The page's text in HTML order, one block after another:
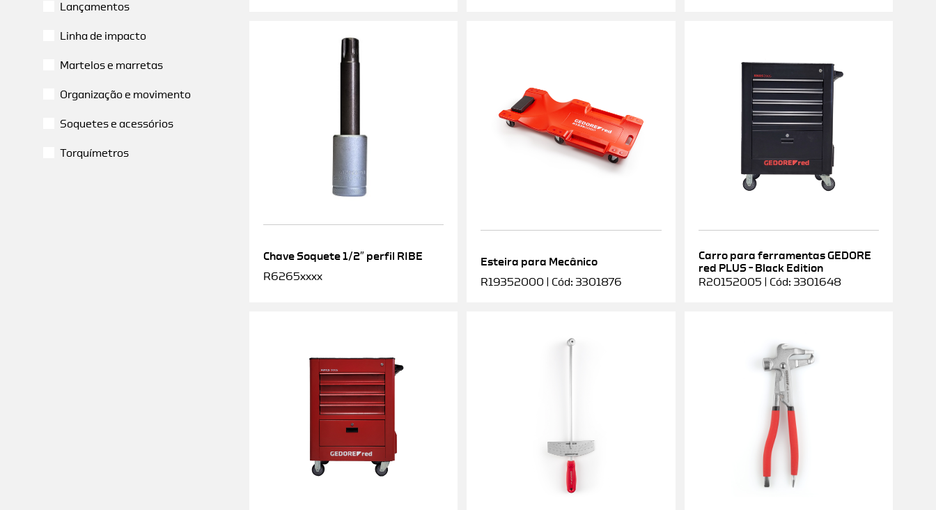
Lançamentos
Linha de impacto
Martelos e marretas
Organização e movimento
Soquetes e acessórios
Torquímetros
Chave Soquete 1/2″ perfil RIBE
R6265xxxx
Esteira para Mecânico
R19352000 | Cód: 3301876
Carro para ferramentas GEDORE
red PLUS – Black Edition
R20152005 | Cód: 3301648